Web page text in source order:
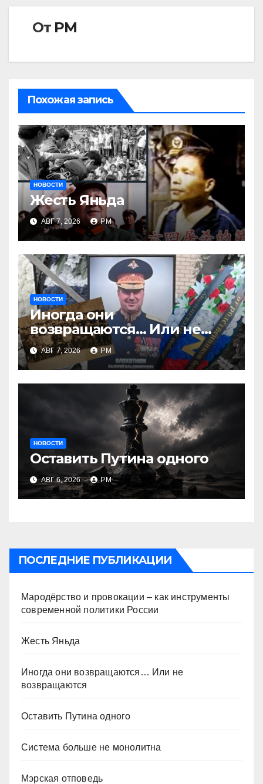
От РМ
Похожая запись
НОВОСТИ
Жесть Яньда
АВГ 7, 2026 РМ
НОВОСТИ
Иногда они
возвращаются… Или не
возвращаются
АВГ 7, 2026 РМ
НОВОСТИ
Оставить Путина одного
АВГ 6, 2026 РМ
ПОСЛЕДНИЕ ПУБЛИКАЦИИ
Мародёрство и провокации – как инструменты
современной политики России
Жесть Яньда
Иногда они возвращаются… Или не
возвращаются
Оставить Путина одного
Система больше не монолитна
Мэрская отповедь